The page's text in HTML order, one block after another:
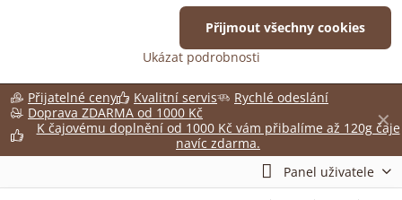
✕
Přijatelné ceny Kvalitní servis
Rychlé odeslání
Doprava ZDARMA od 1000 Kč
K čajovému doplnění od 1000 Kč vám přibalíme až 120g čaje
navíc zdarma.
Panel uživatele
Ukázat podrobnosti
Přijmout všechny cookies